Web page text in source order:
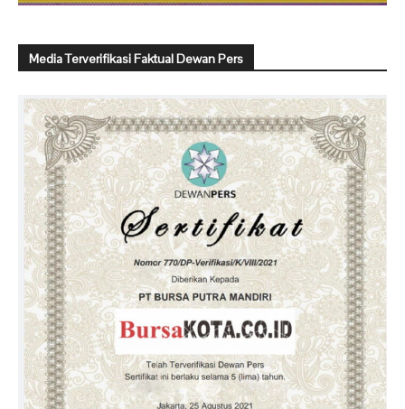
Media Terverifikasi Faktual Dewan Pers